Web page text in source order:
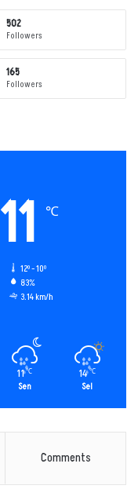
502
Followers
165
Followers
11 ℃
12º - 10º
83%
3.14 km/h
11℃
Sen
14℃
Sel
Comments